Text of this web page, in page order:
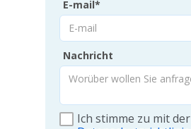
E-mail*
Nachricht
Ich stimme zu mit der